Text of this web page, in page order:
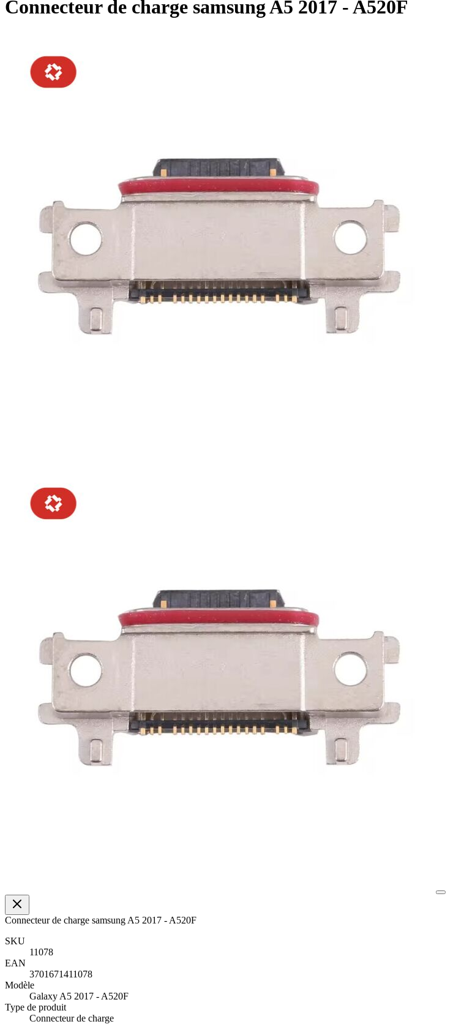
Connecteur de charge samsung A5 2017 - A520F
Connecteur de charge samsung A5 2017 - A520F
SKU
11078
EAN
3701671411078
Modèle
Galaxy A5 2017 - A520F
Type de produit
Connecteur de charge